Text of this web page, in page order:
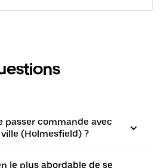
passer commande avec
(Holmesfield) ?
le plus abordable de se